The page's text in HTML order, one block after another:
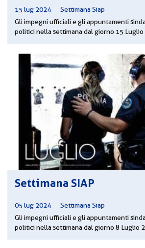
15 lug 2024
Settimana Siap
Gli impegni ufficiali e gli appuntamenti
politici nella settimana dal giorno 15
Settimana SIAP
05 lug 2024
Settimana Siap
Gli impegni ufficiali e gli appuntamenti
politici nella settimana dal giorno 8 Luglio